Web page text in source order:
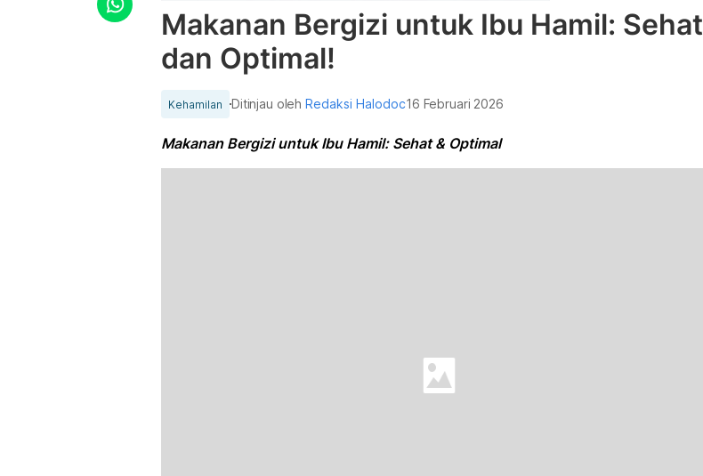
Makanan Bergizi untuk Ibu Hamil: Sehat
dan Optimal!
Kehamilan Ditinjau olehRedaksi Halodoc16 Februari 2026
Makanan Bergizi untuk Ibu Hamil: Sehat & Optimal